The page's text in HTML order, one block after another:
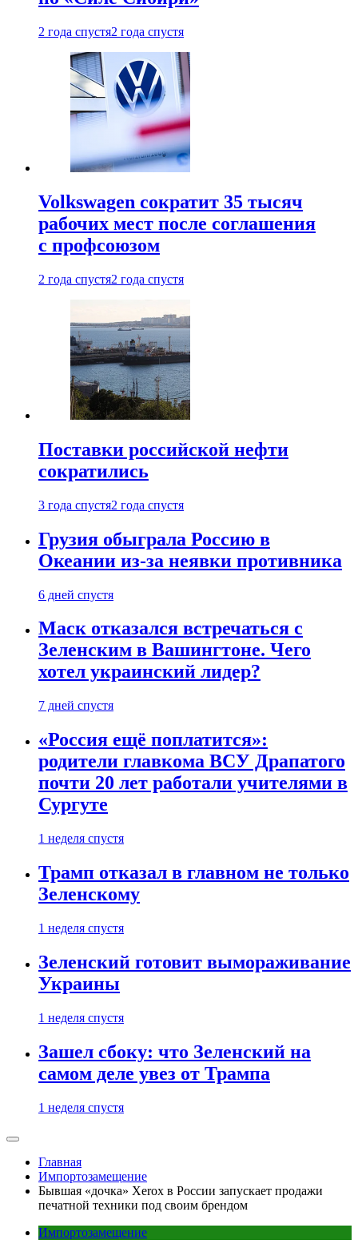
2 года спустя2 года спустя
Volkswagen сократит 35 тысяч
рабочих мест после соглашения
с профсоюзом
2 года спустя2 года спустя
Поставки российской нефти
сократились
3 года спустя2 года спустя
Грузия обыграла Россию в
Океании из-за неявки противника
6 дней спустя
Маск отказался встречаться с
Зеленским в Вашингтоне. Чего
хотел украинский лидер?
7 дней спустя
«Россия ещё поплатится»:
родители главкома ВСУ Драпатого
почти 20 лет работали учителями в
Сургуте
1 неделя спустя
Трамп отказал в главном не только
Зеленскому
1 неделя спустя
Зеленский готовит вымораживание
Украины
1 неделя спустя
Зашел сбоку: что Зеленский на
самом деле увез от Трампа
1 неделя спустя
Главная
Импортозамещение
Бывшая «дочка» Xerox в России запускает продажи
печатной техники под своим брендом
Импортозамещение